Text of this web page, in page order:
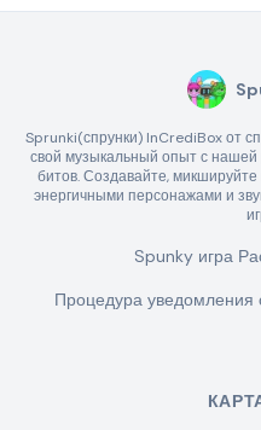
Sprunki(спрунки) InCrediBox от
свой музыкальный опыт с
битов. Создавайте,
энергичными персонажами и
Spunky игра
Процедура уведомления